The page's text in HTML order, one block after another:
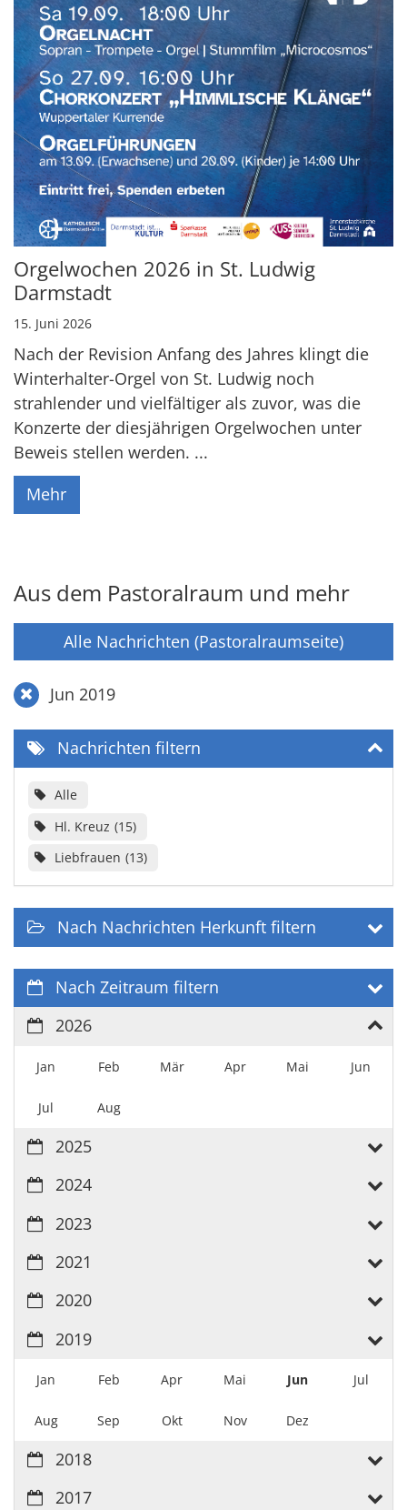
Orgelwochen 2026 in St. Ludwig
Darmstadt
15. Juni 2026
Nach der Revision Anfang des Jahres klingt die
Winterhalter-Orgel von St. Ludwig noch
strahlender und vielfältiger als zuvor, was die
Konzerte der diesjährigen Orgelwochen unter
Beweis stellen werden. ...
Mehr
Aus dem Pastoralraum und mehr
Alle Nachrichten (Pastoralraumseite)
Jun 2019
Nachrichten filtern
Alle
Hl. Kreuz 15
Liebfrauen 13
Nach Nachrichten Herkunft filtern
Nach Zeitraum filtern
2026
Jan Feb Mär Apr Mai Jun
Jul Aug
2025
2024
2023
2021
2020
2019
Jan Feb Apr Mai Jun Jul
Aug Sep Okt Nov Dez
2018
2017